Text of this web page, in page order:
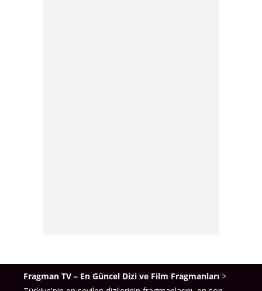
Fragman TV – En Güncel Dizi ve Film Fragmanları >